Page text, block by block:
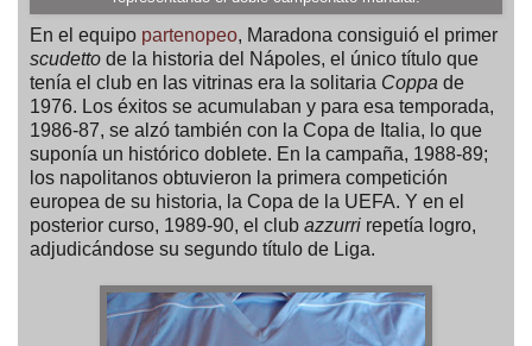
En el equipo partenopeo, Maradona consiguió el primer
scudetto de la historia del Nápoles, el único título que
tenía el club en las vitrinas era la solitaria Coppa de
1976. Los éxitos se acumulaban y para esa temporada,
1986-87, se alzó también con la Copa de Italia, lo que
suponía un histórico doblete. En la campaña, 1988-89;
los napolitanos obtuvieron la primera competición
europea de su historia, la Copa de la UEFA. Y en el
posterior curso, 1989-90, el club azzurri repetía logro,
adjudicándose su segundo título de Liga.